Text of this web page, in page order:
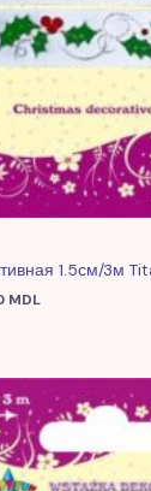
1.5см/3м
MDL
MDL.
цена:
10,00 MDL.